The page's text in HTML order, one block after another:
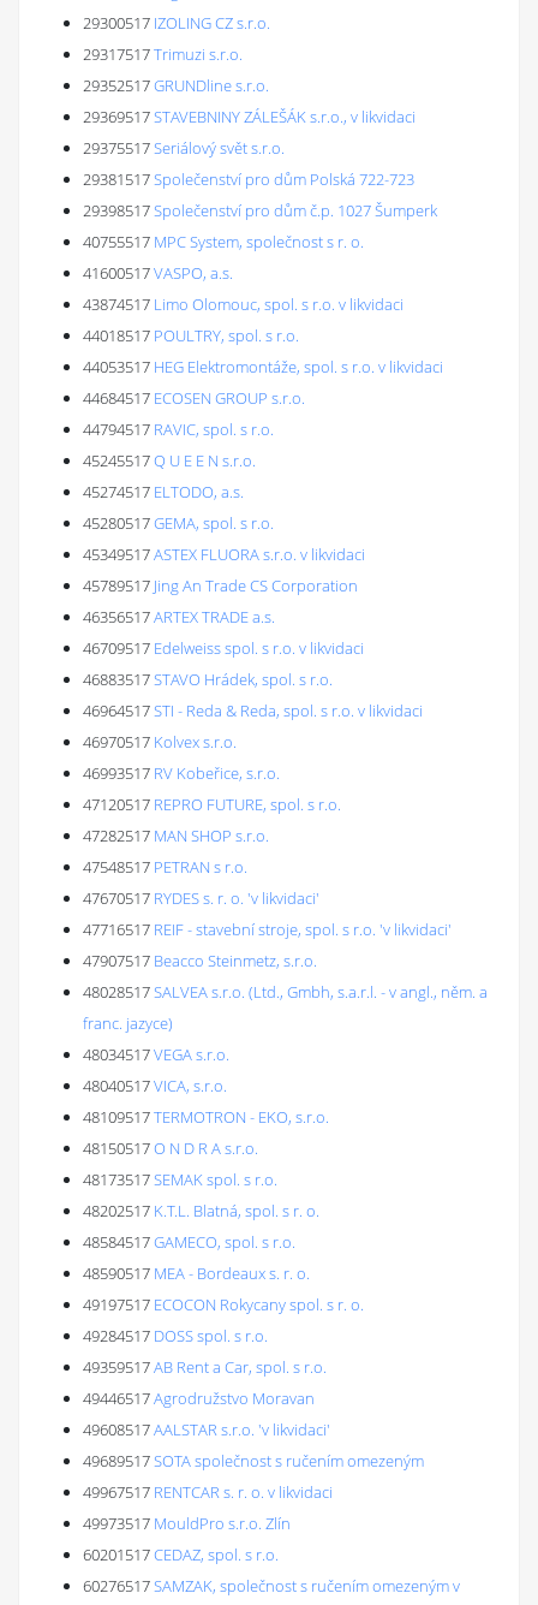
29300517 IZOLING CZ s.r.o.
29317517Trimuzi s.r.o.
29352517GRUNDline s.r.o.
29369517STAVEBNINY ZÁLEŠÁK s.r.o., v likvidaci
29375517Seriálový svět s.r.o.
29381517Společenství pro dům Polská 722-723
29398517Společenství pro dům č.p. 1027 Šumperk
40755517 MPC System, společnost s r. o.
41600517VASPO, a.s.
43874517 Limo Olomouc, spol. s r.o. v likvidaci
44018517 POULTRY, spol. s r.o.
44053517 HEG Elektromontáže, spol. s r.o. v likvidaci
44684517 ECOSEN GROUP s.r.o.
44794517 RAVIC, spol. s r.o.
45245517Q U E E N s.r.o.
45274517 ELTODO, a.s.
45280517GEMA, spol. s r.o.
45349517ASTEX FLUORA s.r.o. v likvidaci
45789517 Jing An Trade CS Corporation
46356517ARTEX TRADE a.s.
46709517 Edelweiss spol. s r.o. v likvidaci
46883517STAVO Hrádek, spol. s r.o.
46964517STI - Reda & Reda, spol. s r.o. v likvidaci
46970517 Kolvex s.r.o.
46993517 RV Kobeřice, s.r.o.
47120517 REPRO FUTURE, spol. s r.o.
47282517 MAN SHOP s.r.o.
47548517 PETRAN s r.o.
47670517 RYDES s. r. o. 'v likvidaci'
47716517 REIF - stavební stroje, spol. s r.o. 'v likvidaci'
47907517 Beacco Steinmetz, s.r.o.
48028517SALVEA s.r.o. (Ltd., Gmbh, s.a.r.l. - v angl., něm. a
franc. jazyce)
48034517VEGA s.r.o.
48040517VICA, s.r.o.
48109517TERMOTRON - EKO, s.r.o.
48150517O N D R A s.r.o.
48173517SEMAK spol. s r.o.
48202517 K.T.L. Blatná, spol. s r. o.
48584517GAMECO, spol. s r.o.
48590517 MEA - Bordeaux s. r. o.
49197517 ECOCON Rokycany spol. s r. o.
49284517 DOSS spol. s r.o.
49359517AB Rent a Car, spol. s r.o.
49446517Agrodružstvo Moravan
49608517AALSTAR s.r.o. 'v likvidaci'
49689517SOTA společnost s ručením omezeným
49967517 RENTCAR s. r. o. v likvidaci
49973517 MouldPro s.r.o. Zlín
60201517CEDAZ, spol. s r.o.
60276517SAMZAK, společnost s ručením omezeným v